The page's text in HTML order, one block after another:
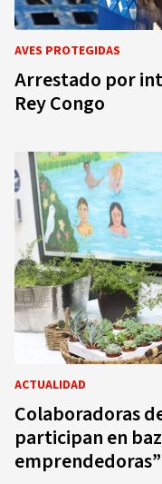
AVES PROTEGIDAS
Arrestado por
Rey Congo
ACTUALIDAD
Colaboradoras
participan en
emprendedoras”